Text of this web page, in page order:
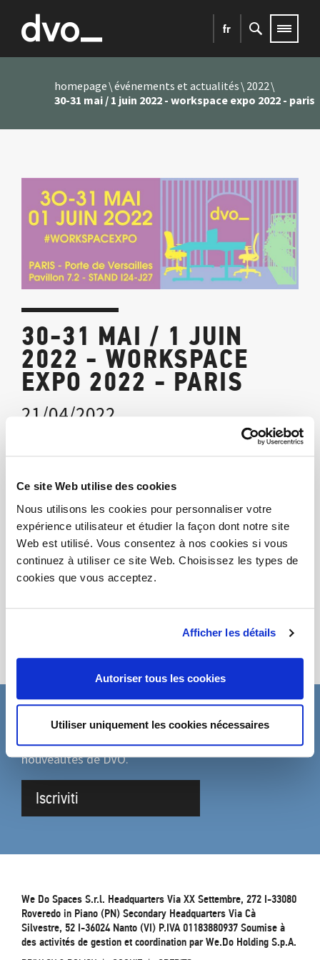
Ce site Web utilise des cookies
Nous utilisons les cookies pour personnaliser votre
expérience utilisateur et étudier la façon dont notre site
Web est utilisé. Vous consentez à nos cookies si vous
continuez à utiliser ce site Web. Choisissez les types de
cookies que vous acceptez.
Afficher les détails
Autoriser tous les cookies
Utiliser uniquement les cookies nécessaires
fr
homepage événements et actualités 2022
30-31 mai / 1 juin 2022 - workspace expo 2022 - paris
30-31 MAI / 1 JUIN
2022 - WORKSPACE
EXPO 2022 - PARIS
21/04/2022
Rendez-vous dans le hall 7.2
Stand I24-J27
Regardez la galerie de photos
Partage
ABONNEZ-VOUS À LA NEWSLETTER
Remplissez le formulaire pour être mis à jour sur les
nouveautés de DVO.
Iscriviti
We Do Spaces S.r.l. Headquarters Via XX Settembre, 272 I-33080
Roveredo in Piano (PN) Secondary Headquarters Via Cà
Silvestre, 52 I-36024 Nanto (VI) P.IVA 01183880937 Soumise à
des activités de gestion et coordination par We.Do Holding S.p.A.